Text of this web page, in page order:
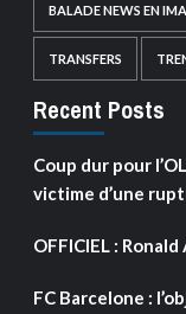
BALADE NEWS EN
TRANSFERS
Recent Posts
Coup dur pour
victime d’une
OFFICIEL :
FC Barcelone :